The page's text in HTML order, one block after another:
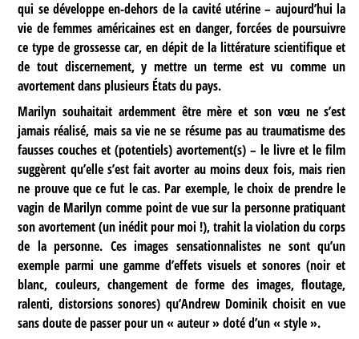
qui se développe en-dehors de la cavité utérine – aujourd’hui la
vie de femmes américaines est en danger, forcées de poursuivre
ce type de grossesse car, en dépit de la littérature scientifique et
de tout discernement, y mettre un terme est vu comme un
avortement dans plusieurs États du pays.
Marilyn souhaitait ardemment être mère et son vœu ne s’est
jamais réalisé, mais sa vie ne se résume pas au traumatisme des
fausses couches et (potentiels) avortement(s) – le livre et le film
suggèrent qu’elle s’est fait avorter au moins deux fois, mais rien
ne prouve que ce fut le cas. Par exemple, le choix de prendre le
vagin de Marilyn comme point de vue sur la personne pratiquant
son avortement (un inédit pour moi !), trahit la violation du corps
de la personne. Ces images sensationnalistes ne sont qu’un
exemple parmi une gamme d’effets visuels et sonores (noir et
blanc, couleurs, changement de forme des images, floutage,
ralenti, distorsions sonores) qu’Andrew Dominik choisit en vue
sans doute de passer pour un « auteur » doté d’un « style ».